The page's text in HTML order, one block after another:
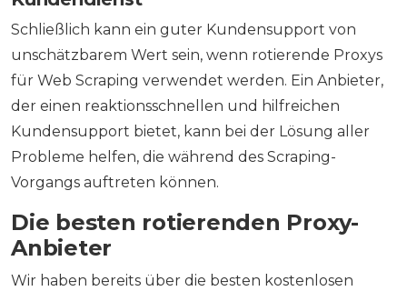
Schließlich kann ein guter Kundensupport von
unschätzbarem Wert sein, wenn rotierende Proxys
für Web Scraping verwendet werden. Ein Anbieter,
der einen reaktionsschnellen und hilfreichen
Kundensupport bietet, kann bei der Lösung aller
Probleme helfen, die während des Scraping-
Vorgangs auftreten können.
Die besten rotierenden Proxy-
Anbieter
Wir haben bereits über die besten kostenlosen